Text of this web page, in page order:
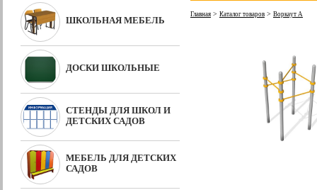
ШКОЛЬНАЯ МЕБЕЛЬ
ДОСКИ ШКОЛЬНЫЕ
СТЕНДЫ ДЛЯ ШКОЛ И
ДЕТСКИХ САДОВ
МЕБЕЛЬ ДЛЯ ДЕТСКИХ
САДОВ
Главная > Каталог товаров > Воркаут А